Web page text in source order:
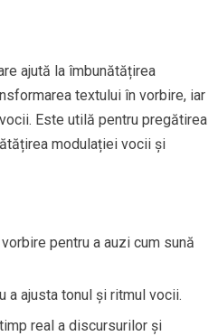
ajută la îmbunătățirea
textului în vorbire, iar
Este utilă pentru pregătirea
modulației vocii și
pentru a auzi cum sună
a ajusta tonul și ritmul vocii.
real a discursurilor și